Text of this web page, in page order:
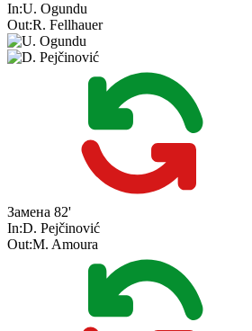
In:U. Ogundu
Out:R. Fellhauer
Замена 82'
In:D. Pejčinović
Out:M. Amoura